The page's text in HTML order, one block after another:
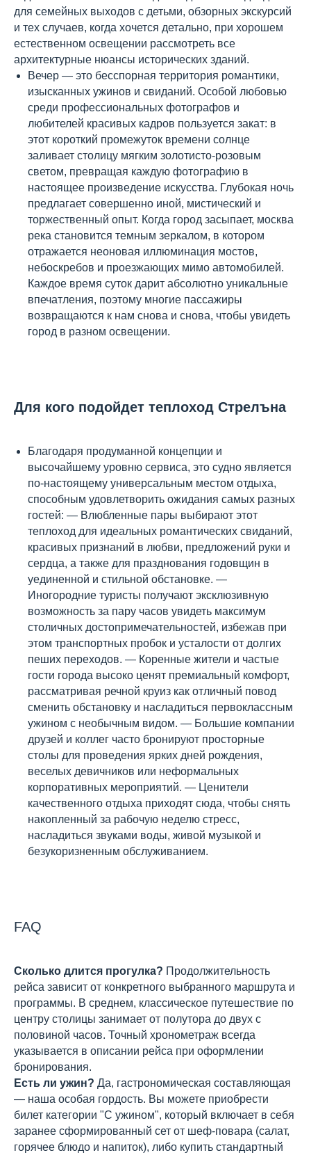
для семейных выходов с детьми, обзорных экскурсий
и тех случаев, когда хочется детально, при хорошем
естественном освещении рассмотреть все
архитектурные нюансы исторических зданий.
Вечер — это бесспорная территория романтики,
изысканных ужинов и свиданий. Особой любовью
среди профессиональных фотографов и
любителей красивых кадров пользуется закат: в
этот короткий промежуток времени солнце
заливает столицу мягким золотисто-розовым
светом, превращая каждую фотографию в
настоящее произведение искусства. Глубокая ночь
предлагает совершенно иной, мистический и
торжественный опыт. Когда город засыпает, москва
река становится темным зеркалом, в котором
отражается неоновая иллюминация мостов,
небоскребов и проезжающих мимо автомобилей.
Каждое время суток дарит абсолютно уникальные
впечатления, поэтому многие пассажиры
возвращаются к нам снова и снова, чтобы увидеть
город в разном освещении.
Для кого подойдет теплоход Стрелъна
Благодаря продуманной концепции и
высочайшему уровню сервиса, это судно является
по-настоящему универсальным местом отдыха,
способным удовлетворить ожидания самых разных
гостей: — Влюбленные пары выбирают этот
теплоход для идеальных романтических свиданий,
красивых признаний в любви, предложений руки и
сердца, а также для празднования годовщин в
уединенной и стильной обстановке. —
Иногородние туристы получают эксклюзивную
возможность за пару часов увидеть максимум
столичных достопримечательностей, избежав при
этом транспортных пробок и усталости от долгих
пеших переходов. — Коренные жители и частые
гости города высоко ценят премиальный комфорт,
рассматривая речной круиз как отличный повод
сменить обстановку и насладиться первоклассным
ужином с необычным видом. — Большие компании
друзей и коллег часто бронируют просторные
столы для проведения ярких дней рождения,
веселых девичников или неформальных
корпоративных мероприятий. — Ценители
качественного отдыха приходят сюда, чтобы снять
накопленный за рабочую неделю стресс,
насладиться звуками воды, живой музыкой и
безукоризненным обслуживанием.
FAQ
Сколько длится прогулка? Продолжительность
рейса зависит от конкретного выбранного маршрута и
программы. В среднем, классическое путешествие по
центру столицы занимает от полутора до двух с
половиной часов. Точный хронометраж всегда
указывается в описании рейса при оформлении
бронирования.
Есть ли ужин? Да, гастрономическая составляющая
— наша особая гордость. Вы можете приобрести
билет категории "С ужином", который включает в себя
заранее сформированный сет от шеф-повара (салат,
горячее блюдо и напиток), либо купить стандартный